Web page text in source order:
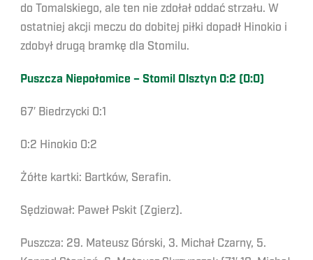
do Tomalskiego, ale ten nie zdołał oddać strzału. W
ostatniej akcji meczu do dobitej piłki dopadł Hinokio i
zdobył drugą bramkę dla Stomilu.
Puszcza Niepołomice – Stomil Olsztyn 0:2 (0:0)
67′ Biedrzycki 0:1
0:2 Hinokio 0:2
Żółte kartki: Bartków, Serafin.
Sędziował: Paweł Pskit (Zgierz).
Puszcza: 29. Mateusz Górski, 3. Michał Czarny, 5.